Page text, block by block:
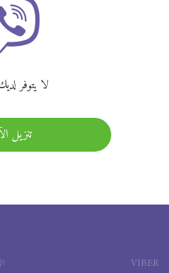
لا يتوفر
تنزيل
VIBER